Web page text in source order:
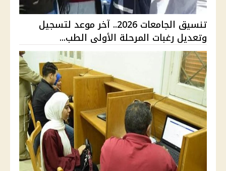
تنسيق الجامعات 2026.. آخر موعد لتسجيل
وتعديل رغبات المرحلة الأولى الطب...